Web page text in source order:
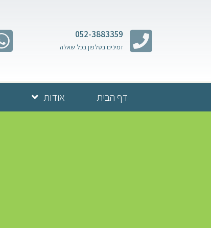
052-3883359
זמינים בטלפון בכל שאלה
דף הבית אודות